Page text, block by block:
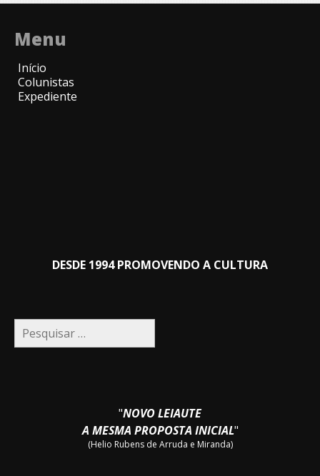
Menu
Início
Colunistas
Expediente
DESDE 1994 PROMOVENDO A CULTURA
Pesquisar
por:
"NOVO LEIAUTE
A MESMA PROPOSTA INICIAL"
(Helio Rubens de Arruda e Miranda)